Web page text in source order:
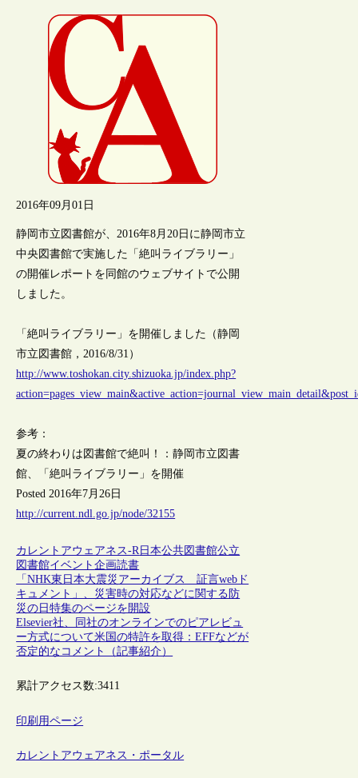
2016年09月01日
静岡市立図書館が、2016年8月20日に静岡市立
中央図書館で実施した「絶叫ライブラリー」
の開催レポートを同館のウェブサイトで公開
しました。
「絶叫ライブラリー」を開催しました（静岡
市立図書館，2016/8/31）
http://www.toshokan.city.shizuoka.jp/index.php?
参考：
夏の終わりは図書館で絶叫！：静岡市立図書
館、「絶叫ライブラリー」を開催
Posted 2016年7月26日
http://current.ndl.go.jp/node/32155
カレントアウェアネス-R日本公共図書館公立
図書館イベント企画読書
「NHK東日本大震災アーカイブス 証言webド
キュメント」、災害時の対応などに関する防
災の日特集のページを開設
Elsevier社、同社のオンラインでのピアレビュ
ー方式について米国の特許を取得：EFFなどが
否定的なコメント（記事紹介）
累計アクセス数:3411
印刷用ページ
カレントアウェアネス・ポータル